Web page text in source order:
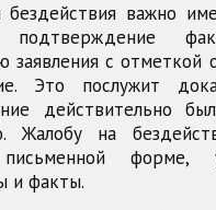
бездействия важно
подтверждение
заявления с отметкой
Это послужит
действительно
Жалобу на
форме,
и факты.